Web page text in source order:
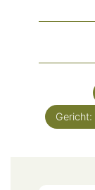
Gericht: